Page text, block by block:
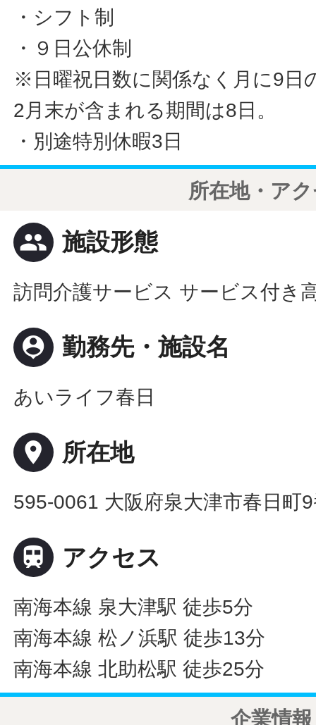
・シフト制
・９日公休制
※日曜祝日数に関係なく月に9日
2月末が含まれる期間は8日。
・別途特別休暇3日
所在地・ア
people 施設形態
訪問介護サービス サービス付き
person_pin 勤務先・施設名
あいライフ春日
place 所在地
595-0061 大阪府泉大津市春日町
 アクセス
南海本線 泉大津駅 徒歩5分
南海本線 松ノ浜駅 徒歩13分
南海本線 北助松駅 徒歩25分
企業情報